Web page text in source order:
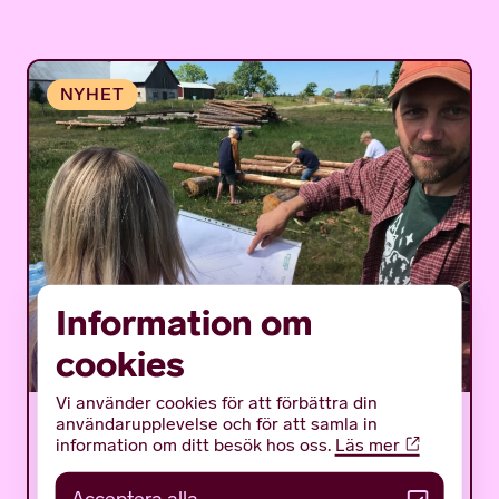
Det mystiska bulverket –
ett flottäventyr på
Information om
cookies
Vi använder cookies för att förbättra din
användarupplevelse och för att samla in
information om ditt besök hos oss. Läs mer